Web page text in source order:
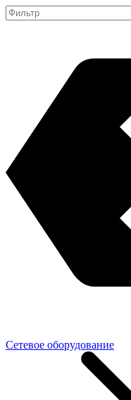
Сетевое оборудование